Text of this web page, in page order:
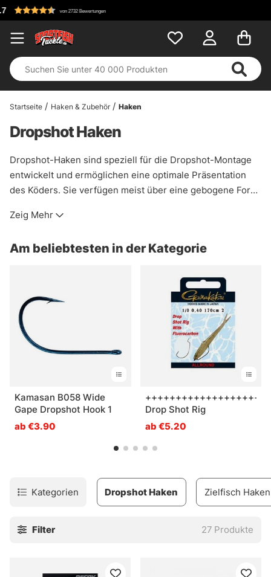
Startseite Haken & Zubehör Haken
Dropshot Haken
Dropshot-Haken sind speziell für die Dropshot-Montage
entwickelt und ermöglichen eine optimale Präsentation
des Köders. Sie verfügen meist über eine gebogene Form
im Wasser schwebt und besonders natürlich wirkt. Einige
versehen, um die ideale Köderposition zu gewährleisten.
auf Raubfische wie Barsch, Zander und Schwarzbarsch
und garantieren präzise Bissverwertung dank ihrer
scharfen Spitzen!
Zeig Mehr
Am beliebtesten in der Kategorie
Kamasan B058 Wide
Gape Dropshot Hook 1
ab €3.90
Drop Shot Rig
ab €5.20
Kategorien Zielfisch Haken
Dropshot Haken
Filter 27 Produkte